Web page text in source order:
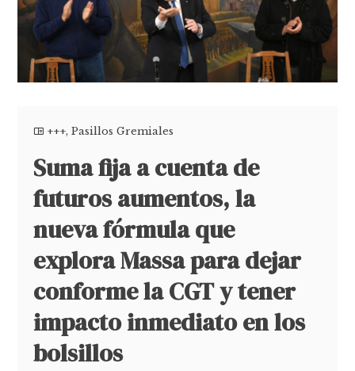
+++,Pasillos Gremiales
Suma fija a cuenta de
futuros aumentos, la
nueva fórmula que
explora Massa para dejar
conforme la CGT y tener
impacto inmediato en los
bolsillos